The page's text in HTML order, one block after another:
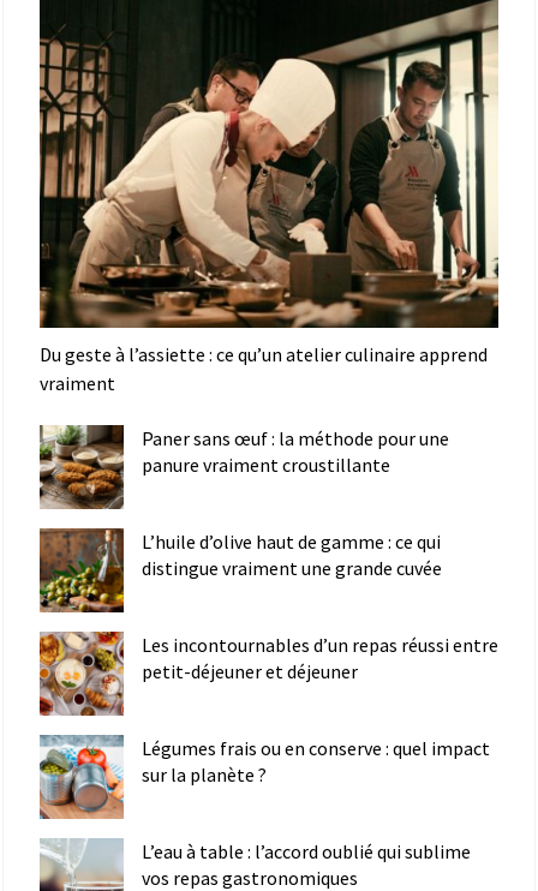
Du geste à l’assiette : ce qu’un atelier culinaire apprend
vraiment
Paner sans œuf : la méthode pour une
panure vraiment croustillante
L’huile d’olive haut de gamme : ce qui
distingue vraiment une grande cuvée
Les incontournables d’un repas réussi entre
petit-déjeuner et déjeuner
Légumes frais ou en conserve : quel impact
sur la planète ?
L’eau à table : l’accord oublié qui sublime
vos repas gastronomiques